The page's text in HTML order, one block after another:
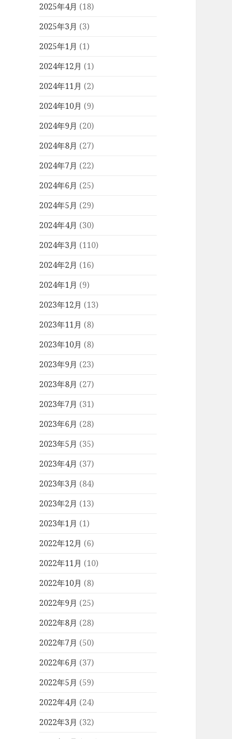
2025年4月 (18)
2025年3月 (3)
2025年1月 (1)
2024年12月 (1)
2024年11月 (2)
2024年10月 (9)
2024年9月 (20)
2024年8月 (27)
2024年7月 (22)
2024年6月 (25)
2024年5月 (29)
2024年4月 (30)
2024年3月 (110)
2024年2月 (16)
2024年1月 (9)
2023年12月 (13)
2023年11月 (8)
2023年10月 (8)
2023年9月 (23)
2023年8月 (27)
2023年7月 (31)
2023年6月 (28)
2023年5月 (35)
2023年4月 (37)
2023年3月 (84)
2023年2月 (13)
2023年1月 (1)
2022年12月 (6)
2022年11月 (10)
2022年10月 (8)
2022年9月 (25)
2022年8月 (28)
2022年7月 (50)
2022年6月 (37)
2022年5月 (59)
2022年4月 (24)
2022年3月 (32)